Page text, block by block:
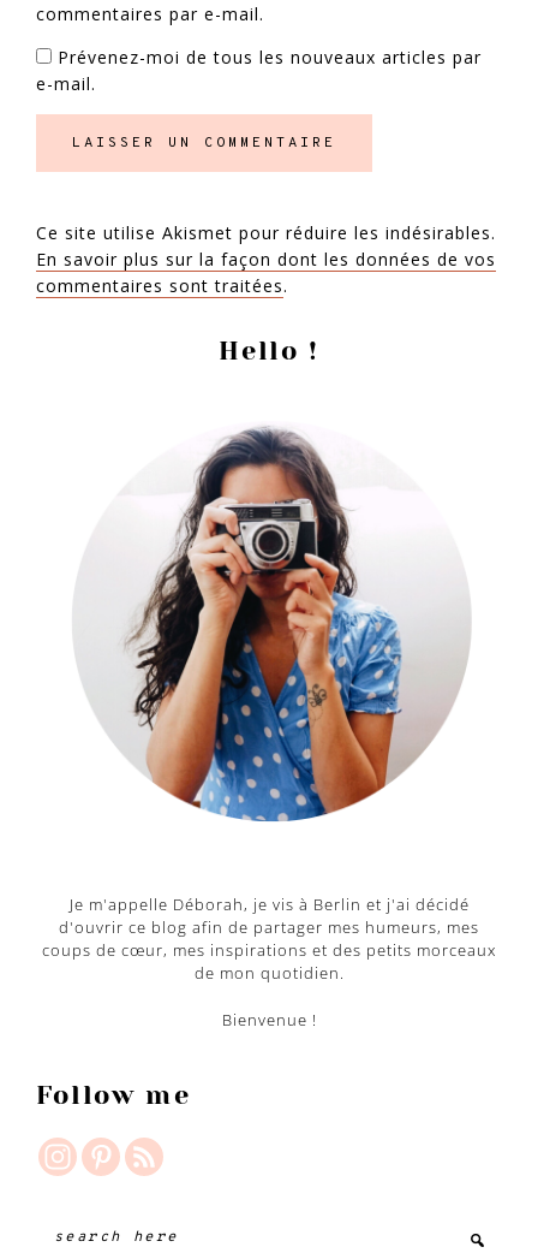
commentaires par e-mail.
Prévenez-moi de tous les nouveaux articles par
e-mail.
Ce site utilise Akismet pour réduire les indésirables.
En savoir plus sur la façon dont les données de vos
commentaires sont traitées.
principale
Hello !
Je m'appelle Déborah, je vis à Berlin et j'ai décidé
d'ouvrir ce blog afin de partager mes humeurs, mes
coups de cœur, mes inspirations et des petits morceaux
de mon quotidien.
Bienvenue !
Follow me
Search